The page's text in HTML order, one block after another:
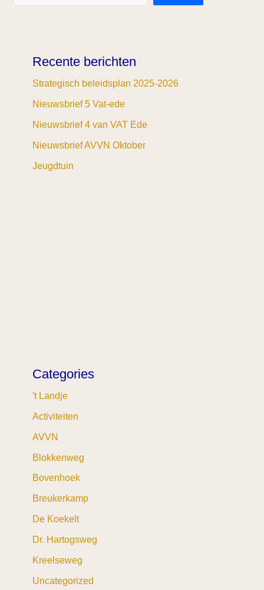
Recente berichten
Strategisch beleidsplan 2025-2026
Nieuwsbrief 5 Vat-ede
Nieuwsbrief 4 van VAT Ede
Nieuwsbrief AVVN Oktober
Jeugdtuin
Categories
't Landje
Activiteiten
AVVN
Blokkenweg
Bovenhoek
Breukerkamp
De Koekelt
Dr. Hartogsweg
Kreelseweg
Uncategorized